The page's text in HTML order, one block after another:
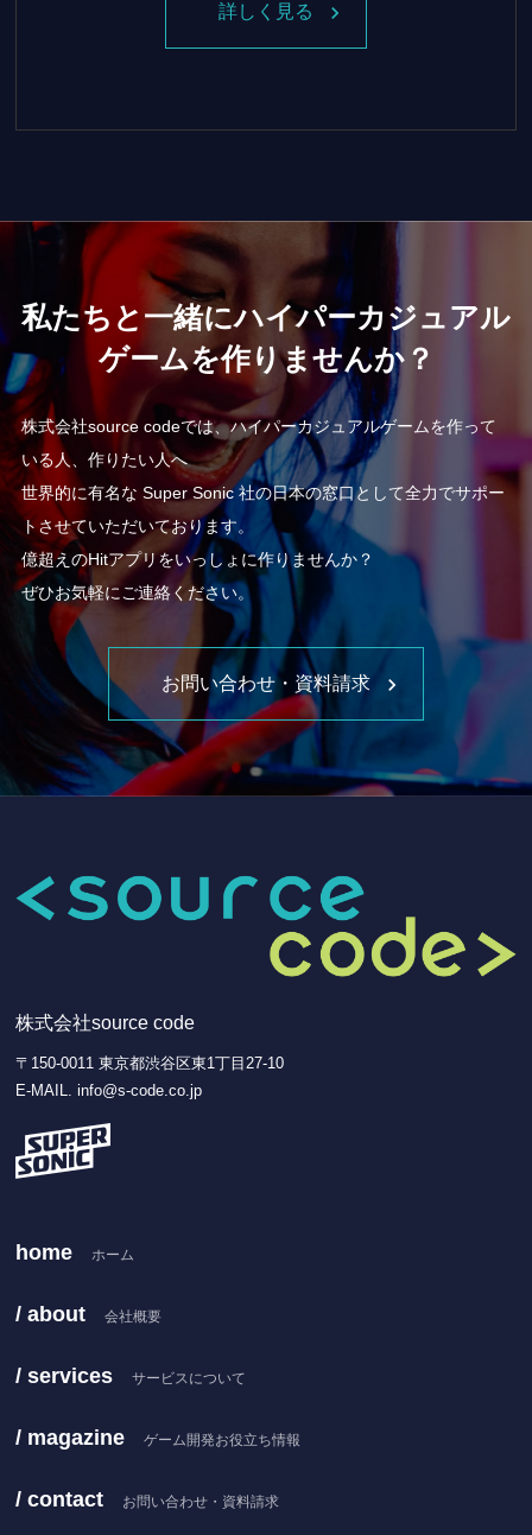
詳しく見る
私たちと一緒にハイパーカジュアル
ゲームを作りませんか？
株式会社source codeでは、ハイパーカジュアルゲームを作って
いる人、作りたい人へ
世界的に有名な Super Sonic 社の日本の窓口として全力でサポー
トさせていただいております。
億超えのHitアプリをいっしょに作りませんか？
ぜひお気軽にご連絡ください。
お問い合わせ・資料請求
株式会社source code
〒150-0011 東京都渋谷区東1丁目27-10
E-MAIL. info@s-code.co.jp
home ホーム
/ about 会社概要
/ services サービスについて
/ magazine ゲーム開発お役立ち情報
/ contact お問い合わせ・資料請求